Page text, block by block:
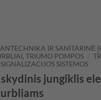
IR SANITARINĖ
TRIUMO POMPOS /
SISTEMOS
skydinis jungiklis